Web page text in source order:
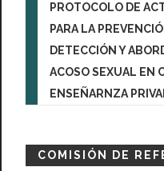
PROTOCOLO DE
PARA LA
DETECCIÓN Y
ACOSO SEXUAL EN
ENSEÑARNZA
COMISIÓN DE